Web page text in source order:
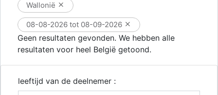
Wallonië
08-08-2026 tot 08-09-2026
Geen resultaten gevonden. We hebben alle
resultaten voor heel België getoond.
leeftijd van de deelnemer :